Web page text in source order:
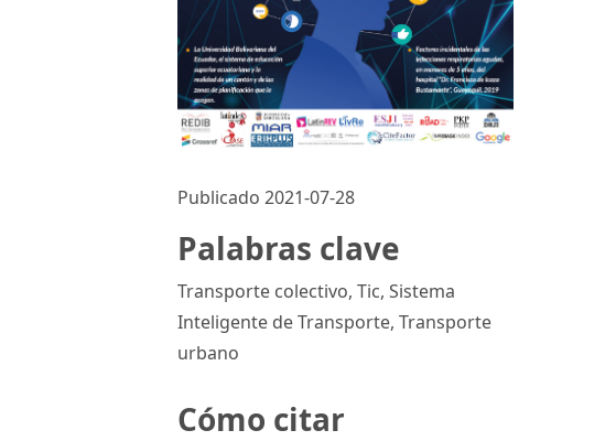
Publicado 2021-07-28
Palabras clave
Transporte colectivo, Tic, Sistema
Inteligente de Transporte, Transporte
urbano
Cómo citar